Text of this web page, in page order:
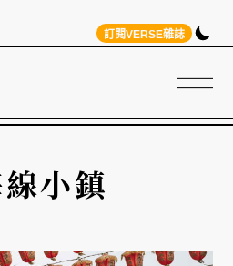
訂閱VERSE雜誌
小鎮